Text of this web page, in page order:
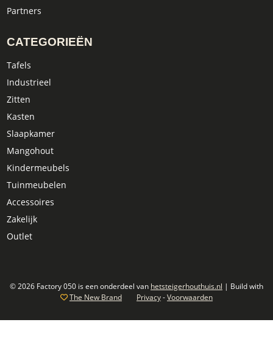
Partners
CATEGORIEËN
Tafels
Industrieel
Zitten
Kasten
Slaapkamer
Mangohout
Kindermeubels
Tuinmeubelen
Accessoires
Zakelijk
Outlet
© 2026 Factory 050 is een onderdeel van hetsteigerhouthuis.nl | Build with
The New Brand
Privacy-Voorwaarden